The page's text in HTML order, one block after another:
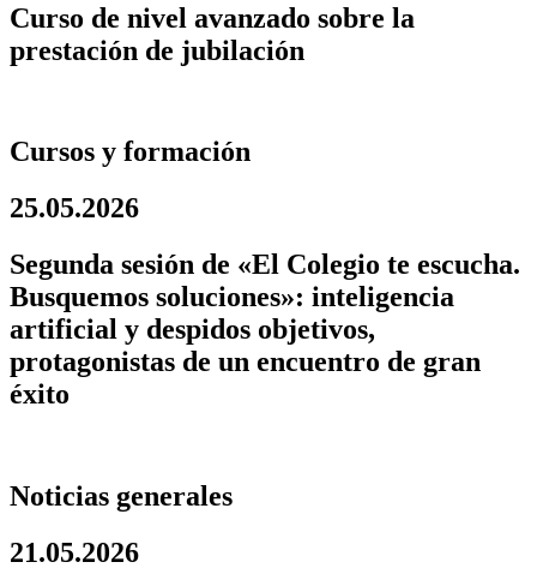
Curso de nivel avanzado sobre la
prestación de jubilación
Cursos y formación
25.05.2026
Segunda sesión de «El Colegio te escucha.
Busquemos soluciones»: inteligencia
artificial y despidos objetivos,
protagonistas de un encuentro de gran
éxito
Noticias generales
21.05.2026